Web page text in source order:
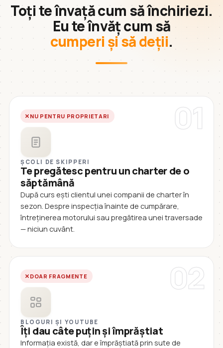
Toți te învață cum să închiriezi.
Eu te învăț cum să
cumperi și să deții.
01
NU PENTRU PROPRIETARI
ȘCOLI DE SKIPPERI
Te pregătesc pentru un charter de o
săptămână
După curs ești clientul unei companii de charter în
sezon. Despre inspecția înainte de cumpărare,
întreținerea motorului sau pregătirea unei traversade
— niciun cuvânt.
02
DOAR FRAGMENTE
BLOGURI ȘI YOUTUBE
Îți dau câte puțin și împrăștiat
Informația există, dar e împrăștiată prin sute de